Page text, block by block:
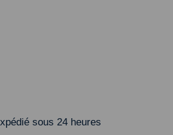
sous 24 heures